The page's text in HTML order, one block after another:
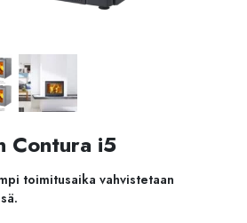
Contura i5
toimitusaika vahvistetaan